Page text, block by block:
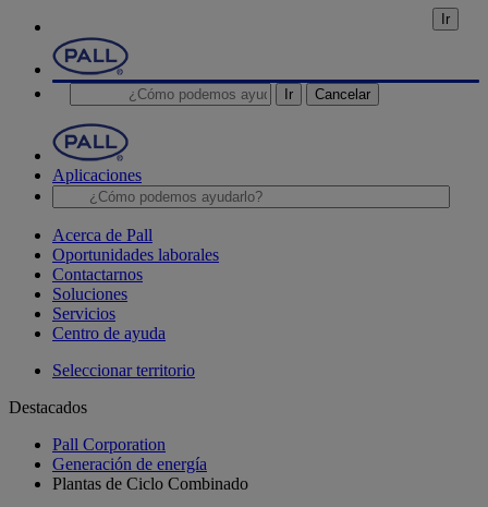
Ir Cancelar
Aplicaciones
Ir
Acerca de Pall
Oportunidades laborales
Contactarnos
Soluciones
Servicios
Centro de ayuda
Seleccionar territorio
Destacados
Pall Corporation
Generación de energía
Plantas de Ciclo Combinado